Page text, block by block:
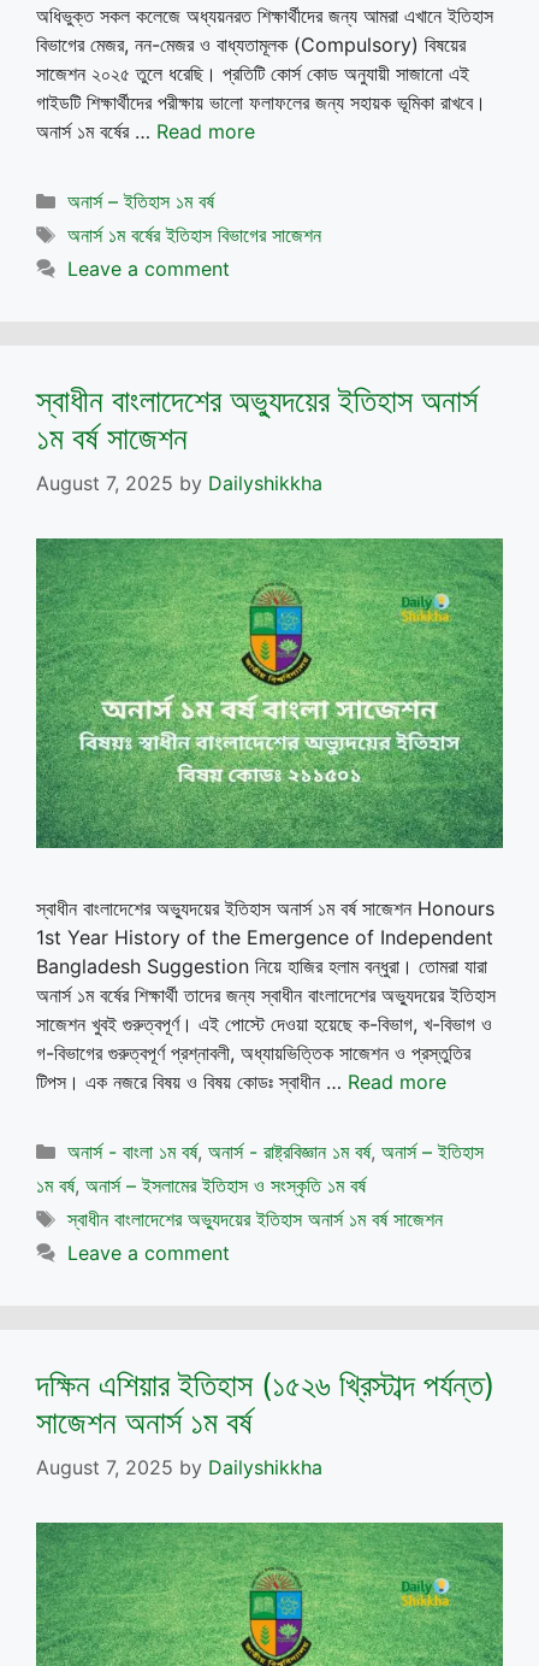
অধিভুক্ত সকল কলেজে অধ্যয়নরত শিক্ষার্থীদের জন্য আমরা এখানে ইতিহাস
বিভাগের মেজর, নন-মেজর ও বাধ্যতামূলক (Compulsory) বিষয়ের
সাজেশন ২০২৫ তুলে ধরেছি। প্রতিটি কোর্স কোড অনুযায়ী সাজানো এই
গাইডটি শিক্ষার্থীদের পরীক্ষায় ভালো ফলাফলের জন্য সহায়ক ভূমিকা রাখবে।
অনার্স ১ম বর্ষের … Read more
Categories
অনার্স – ইতিহাস ১ম বর্ষ
Tags
অনার্স ১ম বর্ষের ইতিহাস বিভাগের সাজেশন
Leave a comment
স্বাধীন বাংলাদেশের অভ্যুদয়ের ইতিহাস অনার্স
১ম বর্ষ সাজেশন
August 7, 2025 by Dailyshikkha
স্বাধীন বাংলাদেশের অভ্যুদয়ের ইতিহাস অনার্স ১ম বর্ষ সাজেশন Honours
1st Year History of the Emergence of Independent
Bangladesh Suggestion নিয়ে হাজির হলাম বন্ধুরা। তোমরা যারা
অনার্স ১ম বর্ষের শিক্ষার্থী তাদের জন্য স্বাধীন বাংলাদেশের অভ্যুদয়ের ইতিহাস
সাজেশন খুবই গুরুত্বপূর্ণ। এই পোস্টে দেওয়া হয়েছে ক-বিভাগ, খ-বিভাগ ও
গ-বিভাগের গুরুত্বপূর্ণ প্রশ্নাবলী, অধ্যায়ভিত্তিক সাজেশন ও প্রস্তুতির
টিপস। এক নজরে বিষয় ও বিষয় কোডঃ স্বাধীন … Read more
Categories
অনার্স - বাংলা ১ম বর্ষ, অনার্স - রাষ্ট্রবিজ্ঞান ১ম বর্ষ, অনার্স – ইতিহাস
১ম বর্ষ, অনার্স – ইসলামের ইতিহাস ও সংস্কৃতি ১ম বর্ষ
Tags
স্বাধীন বাংলাদেশের অভ্যুদয়ের ইতিহাস অনার্স ১ম বর্ষ সাজেশন
Leave a comment
দক্ষিন এশিয়ার ইতিহাস (১৫২৬ খ্রিস্টাব্দ পর্যন্ত)
সাজেশন অনার্স ১ম বর্ষ
August 7, 2025 by Dailyshikkha